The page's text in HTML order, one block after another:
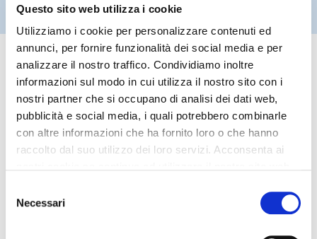
Questo sito web utilizza i cookie
Utilizziamo i cookie per personalizzare contenuti ed
annunci, per fornire funzionalità dei social media e per
analizzare il nostro traffico. Condividiamo inoltre
informazioni sul modo in cui utilizza il nostro sito con i
nostri partner che si occupano di analisi dei dati web,
pubblicità e social media, i quali potrebbero combinarle
con altre informazioni che ha fornito loro o che hanno
raccolto dal suo utilizzo dei loro servizi. Acconsenta ai
delNecessari
Prove Tecniche di Futuro: il
progetto per la formazione
digitale entra nel vivo
Prosegue la collaborazione tra Adiacent e Co&So,
il consorzio di cooperative sociali impegnato nello
avviato con l’obiettivo di rafforzare le competenze
digitali e le life/soft skills degli operatori del Terzo
Settore, ha già visto la partecipazione attiva di